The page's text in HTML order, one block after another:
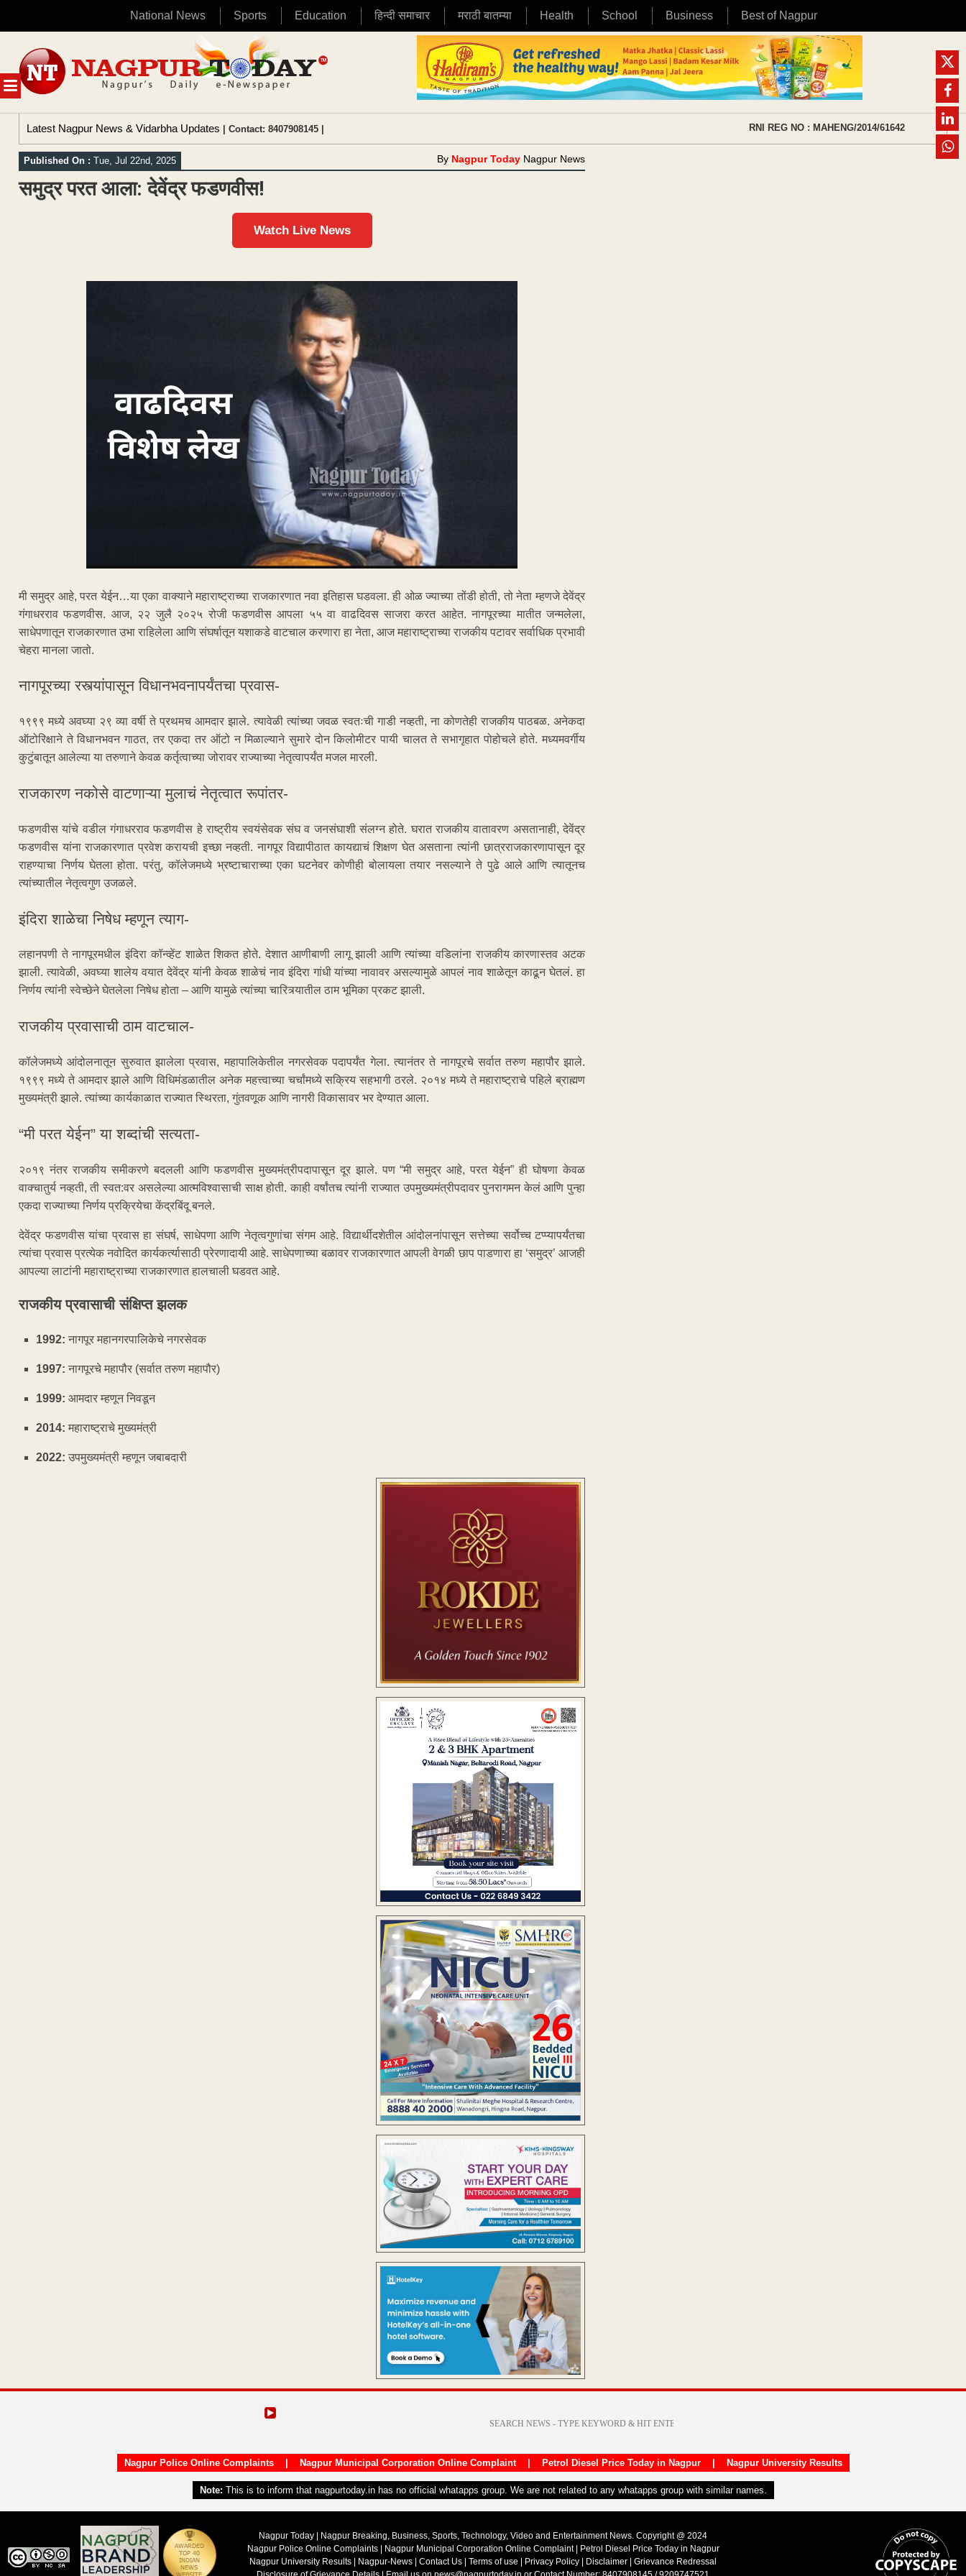
National News Sports Education हिन्दी समाचार मराठी बातम्या Health School Business Best of Nagpur
MENU
content
Latest Nagpur News & Vidarbha Updates | Contact: 8407908145 | RNI REG NO : MAHENG/2014/61642
Published On : Tue, Jul 22nd, 2025 By Nagpur Today Nagpur News
समुद्र परत आला: देवेंद्र फडणवीस!
Watch Live News
मी समुद्र आहे, परत येईन…या एका वाक्याने महाराष्ट्राच्या राजकारणात नवा इतिहास घडवला. ही ओळ ज्याच्या तोंडी होती, तो नेता म्हणजे देवेंद्र
गंगाधरराव फडणवीस. आज, २२ जुलै २०२५ रोजी फडणवीस आपला ५५ वा वाढदिवस साजरा करत आहेत. नागपूरच्या मातीत जन्मलेला,
साधेपणातून राजकारणात उभा राहिलेला आणि संघर्षातून यशाकडे वाटचाल करणारा हा नेता, आज महाराष्ट्राच्या राजकीय पटावर सर्वाधिक प्रभावी
चेहरा मानला जातो.
नागपूरच्या रस्त्यांपासून विधानभवनापर्यंतचा प्रवास-
१९९९ मध्ये अवघ्या २९ व्या वर्षी ते प्रथमच आमदार झाले. त्यावेळी त्यांच्या जवळ स्वतःची गाडी नव्हती, ना कोणतेही राजकीय पाठबळ. अनेकदा
ऑटोरिक्षाने ते विधानभवन गाठत, तर एकदा तर ऑटो न मिळाल्याने सुमारे दोन किलोमीटर पायी चालत ते सभागृहात पोहोचले होते. मध्यमवर्गीय
कुटुंबातून आलेल्या या तरुणाने केवळ कर्तृत्वाच्या जोरावर राज्याच्या नेतृत्वापर्यंत मजल मारली.
राजकारण नकोसे वाटणाऱ्या मुलाचं नेतृत्वात रूपांतर-
फडणवीस यांचे वडील गंगाधरराव फडणवीस हे राष्ट्रीय स्वयंसेवक संघ व जनसंघाशी संलग्न होते. घरात राजकीय वातावरण असतानाही, देवेंद्र
फडणवीस यांना राजकारणात प्रवेश करायची इच्छा नव्हती. नागपूर विद्यापीठात कायद्याचं शिक्षण घेत असताना त्यांनी छात्रराजकारणापासून दूर
राहण्याचा निर्णय घेतला होता. परंतु, कॉलेजमध्ये भ्रष्टाचाराच्या एका घटनेवर कोणीही बोलायला तयार नसल्याने ते पुढे आले आणि त्यातूनच
त्यांच्यातील नेतृत्वगुण उजळले.
इंदिरा शाळेचा निषेध म्हणून त्याग-
लहानपणी ते नागपूरमधील इंदिरा कॉन्व्हेंट शाळेत शिकत होते. देशात आणीबाणी लागू झाली आणि त्यांच्या वडिलांना राजकीय कारणास्तव अटक
झाली. त्यावेळी, अवघ्या शालेय वयात देवेंद्र यांनी केवळ शाळेचं नाव इंदिरा गांधी यांच्या नावावर असल्यामुळे आपलं नाव शाळेतून काढून घेतलं. हा
निर्णय त्यांनी स्वेच्छेने घेतलेला निषेध होता – आणि यामुळे त्यांच्या चारित्र्यातील ठाम भूमिका प्रकट झाली.
राजकीय प्रवासाची ठाम वाटचाल-
कॉलेजमध्ये आंदोलनातून सुरुवात झालेला प्रवास, महापालिकेतील नगरसेवक पदापर्यंत गेला. त्यानंतर ते नागपूरचे सर्वात तरुण महापौर झाले.
१९९९ मध्ये ते आमदार झाले आणि विधिमंडळातील अनेक महत्त्वाच्या चर्चांमध्ये सक्रिय सहभागी ठरले. २०१४ मध्ये ते महाराष्ट्राचे पहिले ब्राह्मण
मुख्यमंत्री झाले. त्यांच्या कार्यकाळात राज्यात स्थिरता, गुंतवणूक आणि नागरी विकासावर भर देण्यात आला.
“मी परत येईन” या शब्दांची सत्यता-
२०१९ नंतर राजकीय समीकरणे बदलली आणि फडणवीस मुख्यमंत्रीपदापासून दूर झाले. पण “मी समुद्र आहे, परत येईन” ही घोषणा केवळ
वाक्चातुर्य नव्हती, ती स्वत:वर असलेल्या आत्मविश्वासाची साक्ष होती. काही वर्षांतच त्यांनी राज्यात उपमुख्यमंत्रीपदावर पुनरागमन केलं आणि पुन्हा
एकदा राज्याच्या निर्णय प्रक्रियेचा केंद्रबिंदू बनले.
देवेंद्र फडणवीस यांचा प्रवास हा संघर्ष, साधेपणा आणि नेतृत्वगुणांचा संगम आहे. विद्यार्थीदशेतील आंदोलनांपासून सत्तेच्या सर्वोच्च टप्प्यापर्यंतचा
त्यांचा प्रवास प्रत्येक नवोदित कार्यकर्त्यासाठी प्रेरणादायी आहे. साधेपणाच्या बळावर राजकारणात आपली वेगळी छाप पाडणारा हा ‘समुद्र’ आजही
आपल्या लाटांनी महाराष्ट्राच्या राजकारणात हालचाली घडवत आहे.
राजकीय प्रवासाची संक्षिप्त झलक
1992: नागपूर महानगरपालिकेचे नगरसेवक
1997: नागपूरचे महापौर (सर्वात तरुण महापौर)
1999: आमदार म्हणून निवडून
2014: महाराष्ट्राचे मुख्यमंत्री
2022: उपमुख्यमंत्री म्हणून जबाबदारी
Nagpur Police Online Complaints| Nagpur Municipal Corporation Online Complaint| Petrol Diesel Price Today in Nagpur| Nagpur University Results
Note: This is to inform that nagpurtoday.in has no official whatapps group. We are not related to any whatapps group with similar names.
Nagpur Today | Nagpur Breaking, Business, Sports, Technology, Video and Entertainment News. Copyright @ 2024
Nagpur Police Online Complaints| Nagpur Municipal Corporation Online Complaint|
Petrol Diesel Price Today in Nagpur
Nagpur University Results
Nagpur-News Contact Us Terms of use Privacy Policy Disclaimer
Grievance Redressal